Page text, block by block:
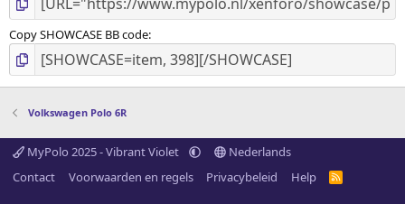
Copy SHOWCASE BB code
Volkswagen Polo 6R
MyPolo 2025 - Vibrant Violet
Nederlands
Contact
Voorwaarden en regels Privacybeleid Help
R